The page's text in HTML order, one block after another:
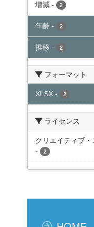
増減 - 2
年齢 - 2
推移 - 2
フォーマット
XLSX - 2
ライセンス
クリエイティブ
-
2